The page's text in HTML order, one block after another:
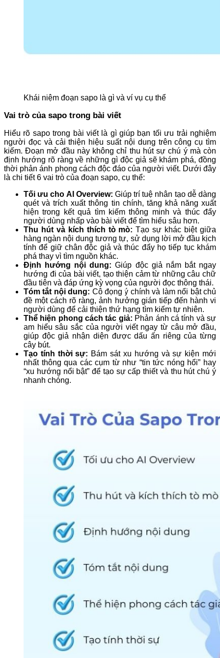
Khái niệm đoạn sapo là gì và ví vụ cụ thể
Vai trò của sapo trong bài viết
Hiểu rõ sapo trong bài viết là gì giúp bạn tối ưu trải nghiệm
người đọc và cải thiện hiệu suất nội dung trên công cụ tìm
kiếm. Đoạn mở đầu này không chỉ thu hút sự chú ý mà còn
định hướng rõ ràng về những gì độc giả sẽ khám phá, đồng
thời phản ánh phong cách độc đáo của người viết. Dưới đây
là chi tiết 6 vai trò của đoạn sapo, cụ thể:
Tối ưu cho AI Overview: Giúp trí tuệ nhân tạo dễ dàng
quét và trích xuất thông tin chính, tăng khả năng xuất
hiện trong kết quả tìm kiếm thông minh và thúc đẩy
người dùng nhấp vào bài viết để tìm hiểu sâu hơn.
Thu hút và kích thích tò mò: Tạo sự khác biệt giữa
hàng ngàn nội dung tương tự, sử dụng lời mở đầu kịch
tính để giữ chân độc giả và thúc đẩy họ tiếp tục khám
phá thay vì tìm nguồn khác.
Định hướng nội dung: Giúp độc giả nắm bắt ngay
hướng đi của bài viết, tạo thiện cảm từ những câu chữ
đầu tiên và đáp ứng kỳ vọng của người đọc thông thái.
Tóm tắt nội dung: Cô đọng ý chính và làm nổi bật chủ
đề một cách rõ ràng, ảnh hưởng gián tiếp đến hành vi
người dùng để cải thiện thứ hạng tìm kiếm tự nhiên.
Thể hiện phong cách tác giả: Phản ánh cá tính và sự
am hiểu sâu sắc của người viết ngay từ câu mở đầu,
giúp độc giả nhận diện được dấu ấn riêng của từng
cây bút.
Tạo tính thời sự: Bám sát xu hướng và sự kiện mới
nhất thông qua các cụm từ như “tin tức nóng hổi” hay
“xu hướng nổi bật” để tạo sự cấp thiết và thu hút chú ý
nhanh chóng.